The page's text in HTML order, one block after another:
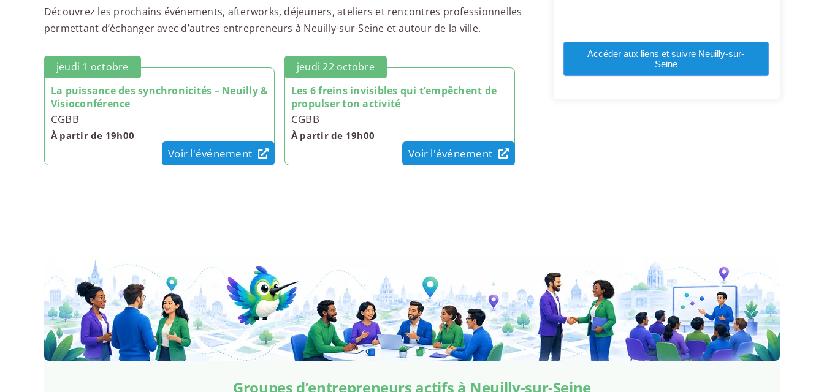
Découvrez les prochains événements, afterworks, déjeuners, ateliers et rencontres professionnelles
permettant d’échanger avec d’autres entrepreneurs à Neuilly-sur-Seine et autour de la ville.
jeudi 1 octobre
La puissance des synchronicités – Neuilly &
Visioconférence
CGBB
À partir de 19h00
Voir l'événement
jeudi 22 octobre
Les 6 freins invisibles qui t’empêchent de
propulser ton activité
CGBB
À partir de 19h00
Voir l'événement
Accéder aux liens et suivre Neuilly-sur-
Seine
Groupes d’entrepreneurs actifs à Neuilly-sur-Seine